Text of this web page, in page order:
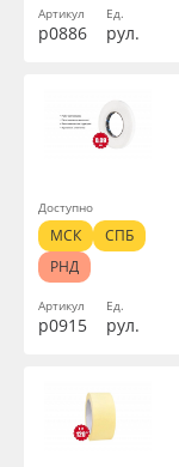
Артикул
р0886
Ед.
рул.
Артикул
р0915
Ед.
рул.
Доступно
МСК
СПБ
РНД